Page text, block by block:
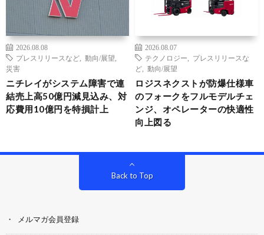
2026.08.08
プレスリリースなど
動向/展望
災害
ニチレイがシステム障害で連
結売上高50億円減見込み、対
応費用10億円を特損計上
2026.08.07
テクノロジー
プレスリリースな
ど
動向/展望
ロジスネクストが防爆仕様車
のフォークをフルモデルチェ
ンジ、オペレーターの快適性
向上図る
Back to Top
メルマガ会員登録